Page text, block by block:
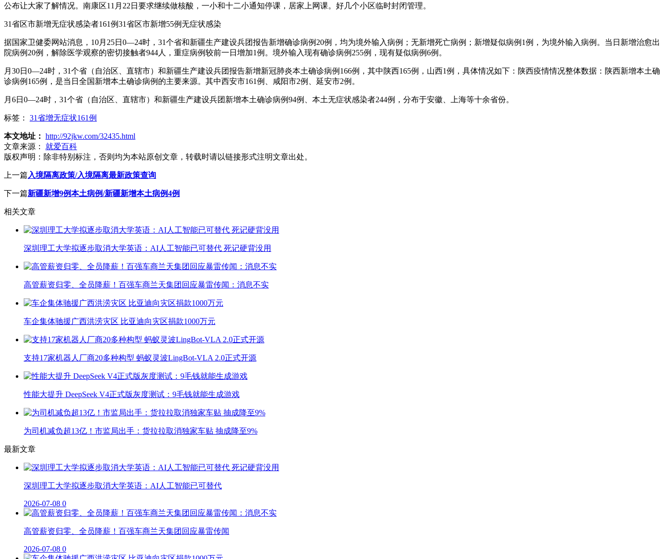
公布让大家了解情况。南康区11月22日要求继续做核酸，一小和十二小通知停课，居家上网课。好几个小区临时封闭管理。
31省区市新增无症状感染者161例31省区市新增55例无症状感染
据国家卫健委网站消息，10月25日0—24时，31个省和新疆生产建设兵团报告新增确诊病例20例，均为境外输入病例；无新增死亡病例；新增疑似病例1例，为境外输入病例。当日新增治愈出
院病例20例，解除医学观察的密切接触者944人，重症病例较前一日增加1例。境外输入现有确诊病例255例，现有疑似病例6例。
月30日0—24时，31个省（自治区、直辖市）和新疆生产建设兵团报告新增新冠肺炎本土确诊病例166例，其中陕西165例，山西1例，具体情况如下：陕西疫情情况整体数据：陕西新增本土确
诊病例165例，是当日全国新增本土确诊病例的主要来源。其中西安市161例、咸阳市2例、延安市2例。
月6日0—24时，31个省（自治区、直辖市）和新疆生产建设兵团新增本土确诊病例94例、本土无症状感染者244例，分布于安徽、上海等十余省份。
标签： 31省增无症状161例
本文地址： http://92jkw.com/32435.html
文章来源：
就爱百科
版权声明： 除非特别标注，否则均为本站原创文章，转载时请以链接形式注明文章出处。
上一篇 入境隔离政策/入境隔离最新政策查询
下一篇新疆新增9例本土病例/新疆新增本土病例4例
相关文章
深圳理工大学拟逐步取消大学英语：AI人工智能已可替代 死记硬背没用
高管薪资归零、全员降薪！百强车商兰天集团回应暴雷传闻：消息不实
车企集体驰援广西洪涝灾区 比亚迪向灾区捐款1000万元
支持17家机器人厂商20多种构型 蚂蚁灵波LingBot-VLA 2.0正式开源
性能大提升 DeepSeek V4正式版灰度测试：9毛钱就能生成游戏
为司机减负超13亿！市监局出手：货拉拉取消独家车贴 抽成降至9%
最新文章
深圳理工大学拟逐步取消大学英语：AI人工智能已可替代
2026-07-08 0
高管薪资归零、全员降薪！百强车商兰天集团回应暴雷传闻
2026-07-08 0